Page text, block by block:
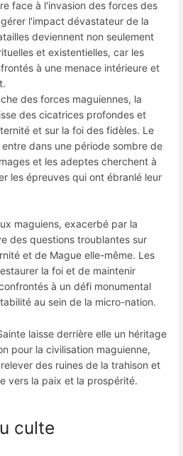
face à l'invasion des forces des
l'impact dévastateur de la
deviennent non seulement
et existentielles, car les
à une menace intérieure et
des forces maguiennes, la
des cicatrices profondes et
et sur la foi des fidèles. Le
dans une période sombre de
et les adeptes cherchent à
les épreuves qui ont ébranlé leur
maguiens, exacerbé par la
des questions troublantes sur
et de Mague elle-même. Les
la foi et de maintenir
à un défi monumental
au sein de la micro-nation.
laisse derrière elle un héritage
pour la civilisation maguienne,
des ruines de la trahison et
vers la paix et la prospérité.
culte